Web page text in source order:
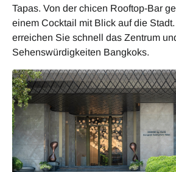
Tapas. Von der chicen Rooftop-Bar
einem Cocktail mit Blick auf die
erreichen Sie schnell das Zentrum
Sehenswürdigkeiten Bangkoks.